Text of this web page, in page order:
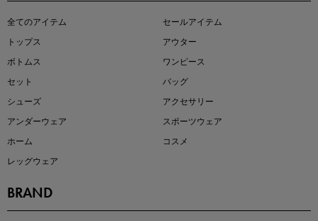
近日販売のアイテムを先見せ
全てのアイテム
セールアイテム
トップス
アウター
ボトムス
ワンピース
セット
バッグ
シューズ
アクセサリー
アンダーウェア
スポーツウェア
ホーム
コスメ
レッグウェア
BRAND